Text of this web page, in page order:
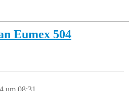
Eumex 504
um 08:31